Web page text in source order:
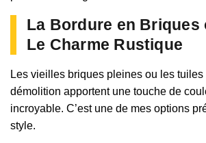
La Bordure en Briques
Le Charme Rustique
Les vieilles briques pleines ou les
démolition apportent une touche de
incroyable. C’est une de mes options
style.